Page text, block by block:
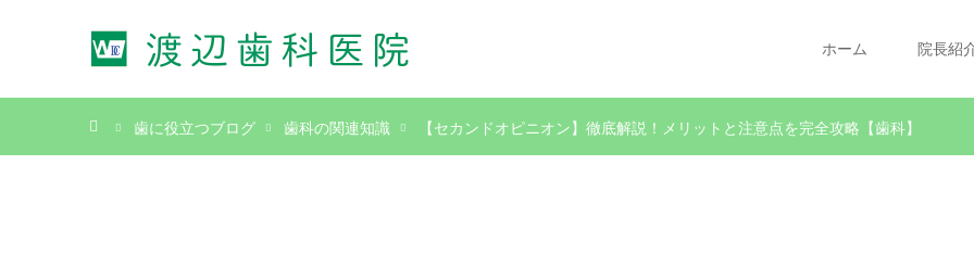
ホーム 院長紹
歯に役立つブログ 歯科の関連知識 【セカンドオピニオン】徹底解説！メリットと注意点を完全攻略【歯科】